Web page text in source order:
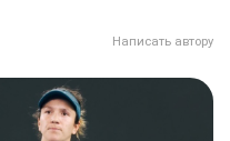
Написать автору